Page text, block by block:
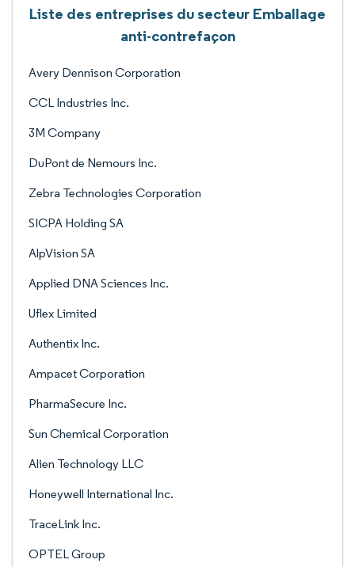
Liste des entreprises du secteur Emballage
anti-contrefaçon
Avery Dennison Corporation
CCL Industries Inc.
3M Company
DuPont de Nemours Inc.
Zebra Technologies Corporation
SICPA Holding SA
AlpVision SA
Applied DNA Sciences Inc.
Uflex Limited
Authentix Inc.
Ampacet Corporation
PharmaSecure Inc.
Sun Chemical Corporation
Alien Technology LLC
Honeywell International Inc.
TraceLink Inc.
OPTEL Group